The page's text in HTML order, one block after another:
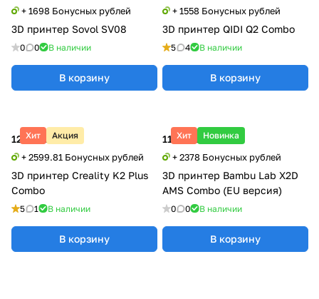
+ 1558 Бонусных рублей
3D принтер QIDI Q2 Combo
5 4 В наличии
В корзину
Хит Акция
129 990 ₽
+ 2599.81 Бонусных рублей
3D принтер Creality K2 Plus
Combo
5 1 В наличии
В корзину
Хит Новинка
118 900 ₽
+ 2378 Бонусных рублей
3D принтер Bambu Lab X2D
AMS Combo (EU версия)
0 0 В наличии
В корзину
+ 1698 Бонусных рублей
3D принтер Sovol SV08
0 0 В наличии
В корзину